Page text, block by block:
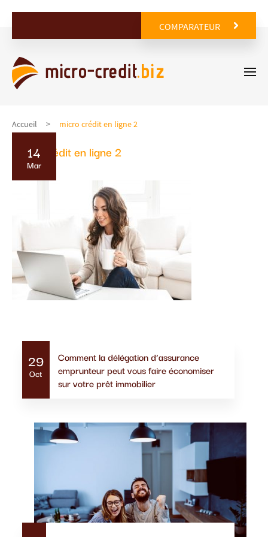
COMPARATEUR
Accueil micro crédit en ligne 2
micro crédit en ligne 2
14
Mar
Actualités similaires
29
Oct
Comment la délégation d’assurance
emprunteur peut vous faire économiser
sur votre prêt immobilier